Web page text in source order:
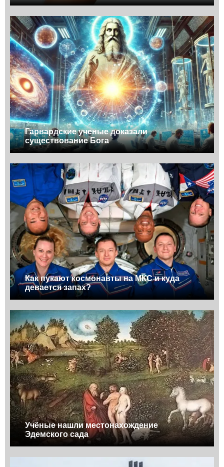
Гарвардские ученые доказали
существование Бога
Как пукают космонавты на МКС и куда
девается запах?
Учёные нашли местонахождение
Эдемского сада